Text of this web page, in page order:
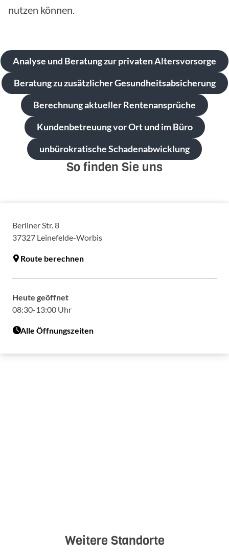
nutzen können.
Analyse und Beratung zur privaten Altersvorsorge
Beratung zu zusätzlicher Gesundheitsabsicherung
Berechnung aktueller Rentenansprüche
Kundenbetreuung vor Ort und im Büro
unbürokratische Schadenabwicklung
So finden Sie uns
Berliner Str. 8
37327 Leinefelde-Worbis
Route berechnen
Heute geöffnet
08:30-13:00 Uhr
Alle Öffnungszeiten
Weitere Standorte